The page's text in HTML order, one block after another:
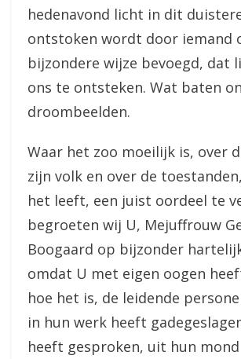
hedenavond licht in dit
ontstoken wordt door iemand
bijzondere wijze bevoegd, dat
ons te ontsteken. Wat baten
droombeelden.
Waar het zoo moeilijk is, over
zijn volk en over de
het leeft, een juist oordeel te
begroeten wij U, Mejuffrouw
Boogaard op bijzonder
omdat U met eigen oogen
hoe het is, de leidende
in hun werk heeft
heeft gesproken, uit hun